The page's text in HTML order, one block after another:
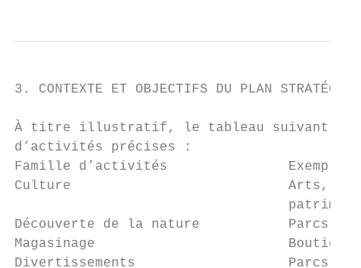
3. CONTEXTE ET OBJECTIFS DU PLAN
À titre illustratif, le tableau suivant
d’activités précises :
Famille d’activités               Exemples
Culture                           Arts, salles
Découverte de la nature           Parcs,
Magasinage                        Boutiques,
Divertissements                   Parcs